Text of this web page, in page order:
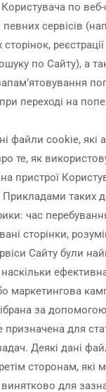
по веб-
певних сервісів
реєстрації
по Сайту), а
переході на
файли cookie, які
те, як
на пристрої
Прикладами таких
час
сторінки,
Сайту були
маркетингова
за
для
Деякі дані
сторонам, які
винятково для